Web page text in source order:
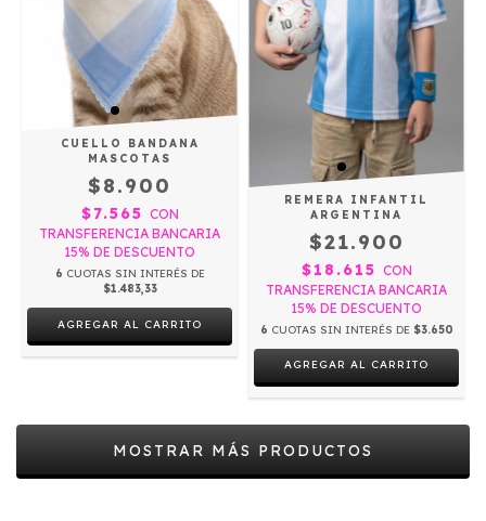
CUELLO BANDANA
MASCOTAS
$8.900
$7.565 CON
TRANSFERENCIA BANCARIA
15% DE DESCUENTO
6 CUOTAS SIN INTERÉS DE
$1.483,33
REMERA INFANTIL
ARGENTINA
$21.900
$18.615 CON
TRANSFERENCIA BANCARIA
15% DE DESCUENTO
6 CUOTAS SIN INTERÉS DE $3.650
AGREGAR AL CARRITO
MOSTRAR MÁS PRODUCTOS